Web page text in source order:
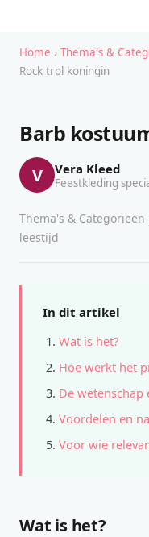
Home › Thema's &
Rock trol koningin
Barb
V Vera Kleed
Feestkleding
Thema's & Categorieën
leestijd
In dit artikel
Wat is het?
Hoe werkt het
De wetenschap
Voordelen en
Voor wie
Wat is het?